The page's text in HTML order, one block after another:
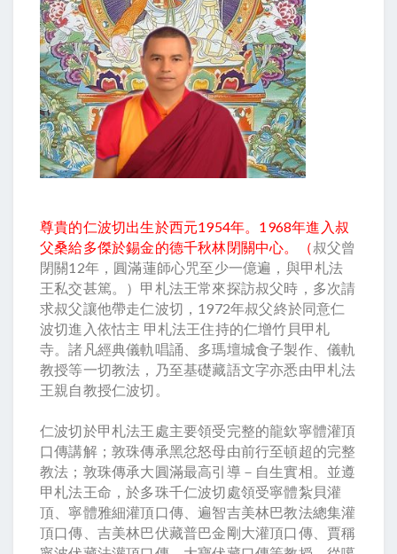
尊貴的仁波切出生於西元1954年。1968年進入叔
父桑給多傑於錫金的德千秋林閉關中心。（叔父曾
閉關12年，圓滿蓮師心咒至少一億遍，與甲札法
王私交甚篤。）甲札法王常來探訪叔父時，多次請
求叔父讓他帶走仁波切，1972年叔父終於同意仁
波切進入依怙主 甲札法王住持的仁增竹貝甲札
寺。諸凡經典儀軌唱誦、多瑪壇城食子製作、儀軌
教授等一切教法，乃至基礎藏語文字亦悉由甲札法
王親自教授仁波切。
仁波切於甲札法王處主要領受完整的龍欽寧體灌頂
口傳講解；敦珠傳承黑忿怒母由前行至頓超的完整
教法；敦珠傳承大圓滿最高引導－自生實相。並遵
甲札法王命，於多珠千仁波切處領受寧體紮貝灌
頂、寧體雅細灌頂口傳、遍智吉美林巴教法總集灌
頂口傳、吉美林巴伏藏普巴金剛大灌頂口傳、賈稱